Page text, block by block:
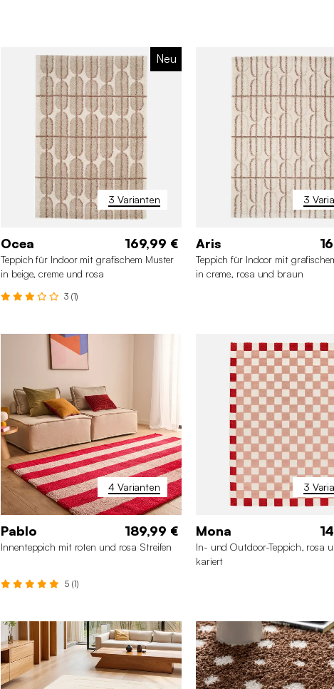
200 x 290 cm
3 Varianten
Neu
Ocea 169,99 €
Teppich für Indoor mit grafischem Muster
in beige, creme und rosa
3 (1)
200 x 290 cm
120 x
160 x 230 cm
3
Aris
Teppich für Indoor mit
in creme, rosa und braun
200 x 280 cm
120 x 160 cm
160 x 230 cm
80 x 140 cm
4 Varianten
Pablo 189,99 €
Innenteppich mit roten und rosa Streifen
5 (1)
200 x 290 cm
120 x
160 x 230 cm
3
Mona
In- und Outdoor-Teppich, rosa
kariert